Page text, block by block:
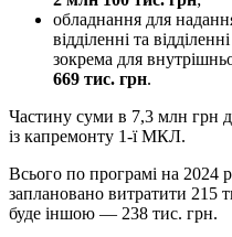
обладнання для
відділенні та
зокрема для
669 тис. грн.
Частину суми в 7,3 млн грн
із капремонту 1-ї МКЛ.
Всього по програмі на 2024
заплановано витратити 215
буде іншою — 238 тис. грн.